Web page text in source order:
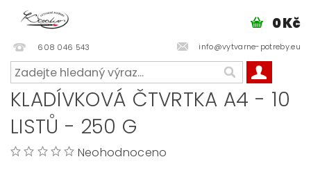
608 046 543 info@vytvarne-potreby.eu
0 Kč
KLADÍVKOVÁ ČTVRTKA A4 - 10
LISTŮ - 250 G
Neohodnoceno